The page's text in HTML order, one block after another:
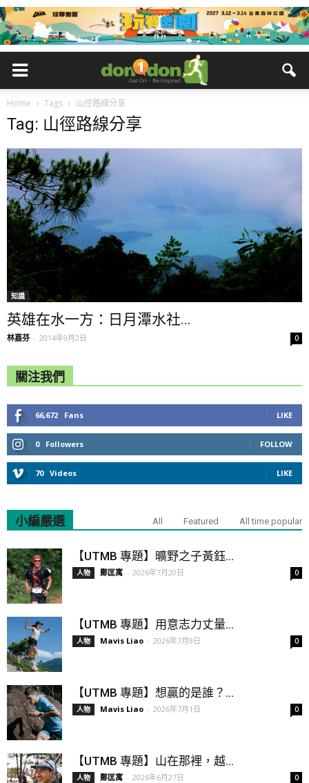
Home Tags 山徑路線分享
Tag: 山徑路線分享
知識
英雄在水一方：日月潭水社...
林嘉芬 - 2014年9月2日 0
關注我們
66,672 Fans LIKE
0 Followers FOLLOW
70 Videos LIKE
小編嚴選 All Featured All time popular
【UTMB 專題】曠野之子黃鈺...
人物 鄭匡寓 - 2026年7月20日 0
【UTMB 專題】用意志力丈量...
人物 Mavis Liao - 2026年7月9日 0
【UTMB 專題】想贏的是誰？...
人物 Mavis Liao - 2026年7月1日 0
【UTMB 專題】山在那裡，越...
人物 鄭匡寓 - 2026年6月27日 0